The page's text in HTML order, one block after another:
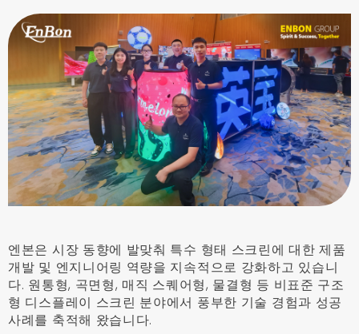
엔본은 시장 동향에 발맞춰 특수 형태 스크린에 대한 제품
개발 및 엔지니어링 역량을 지속적으로 강화하고 있습니
다. 원통형, 곡면형, 매직 스퀘어형, 물결형 등 비표준 구조
형 디스플레이 스크린 분야에서 풍부한 기술 경험과 성공
사례를 축적해 왔습니다.